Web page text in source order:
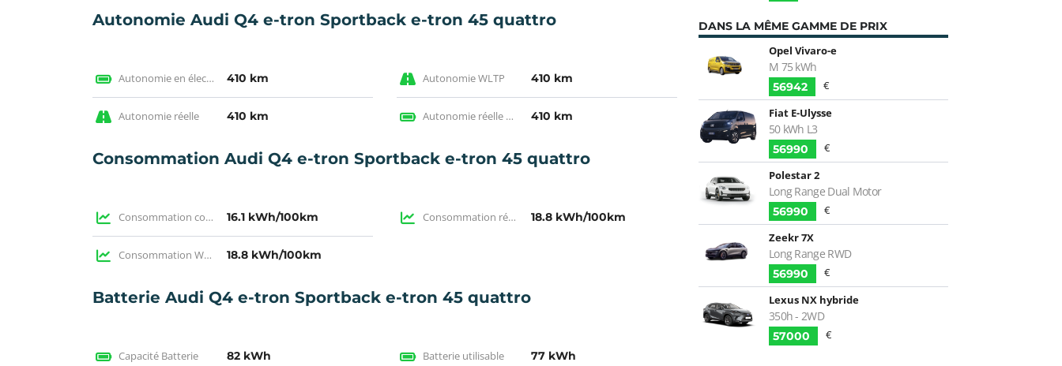
Autonomie Audi Q4 e-tron Sportback e-tron 45 quattro
Autonomie en électrique WLTP 410 km Autonomie WLTP 410 km
Autonomie réelle 410 km Autonomie réelle en électrique 410 km
Consommation Audi Q4 e-tron Sportback e-tron 45 quattro
Consommation constructeur 16.1 kWh/100km Consommation réelle 18.8 kWh/100km
Consommation WLTP 18.8 kWh/100km
Batterie Audi Q4 e-tron Sportback e-tron 45 quattro
Capacité Batterie 82 kWh Batterie utilisable 77 kWh
DANS LA MÊME GAMME DE PRIX
Opel Vivaro-e
M 75 kWh
56942
€
Fiat E-Ulysse
50 kWh L3
56990
€
Polestar 2
Long Range Dual Motor
56990
€
Zeekr 7X
Long Range RWD
56990
€
Lexus NX hybride
350h - 2WD
57000 €